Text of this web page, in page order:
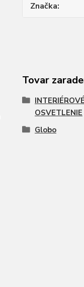
Značka
Tovar
INTERIÉROVÉ
OSVETLENIE
Globo